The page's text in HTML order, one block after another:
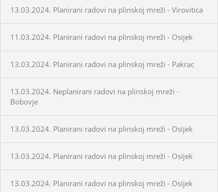
13.03.2024. Planirani radovi na plinskoj mreži - Virovitica
11.03.2024. Planirani radovi na plinskoj mreži - Osijek
13.03.2024. Planirani radovi na plinskoj mreži - Pakrac
13.03.2024. Neplanirani radovi na plinskoj mreži -
Bobovje
13.03.2024. Planirani radovi na plinskoj mreži - Osijek
13.03.2024. Planirani radovi na plinskoj mreži - Osijek
13.03.2024. Planirani radovi na plinskoj mreži - Osijek